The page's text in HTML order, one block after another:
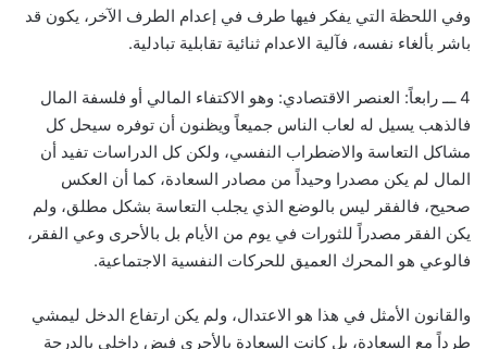
وفي اللحظة التي يفكر فيها طرف في إعدام الطرف الآخر، يكون قد
باشر بألغاء نفسه، فآلية الاعدام ثنائية تقابلية تبادلية.
4 ـــ رابعاً: العنصر الاقتصادي: وهو الاكتفاء المالي أو فلسفة المال
فالذهب يسيل له لعاب الناس جميعاً ويظنون أن توفره سيحل كل
مشاكل التعاسة والاضطراب النفسي، ولكن كل الدراسات تفيد أن
المال لم يكن مصدرا وحيداً من مصادر السعادة، كما أن العكس
صحيح، فالفقر ليس بالوضع الذي يجلب التعاسة بشكل مطلق، ولم
يكن الفقر مصدراً للثورات في يوم من الأيام بل بالأحرى وعي الفقر،
فالوعي هو المحرك العميق للحركات النفسية الاجتماعية.
والقانون الأمثل في هذا هو الاعتدال، ولم يكن ارتفاع الدخل ليمشي
طرداً مع السعادة، بل كانت السعادة بالأحرى فيض داخلي بالدرجة